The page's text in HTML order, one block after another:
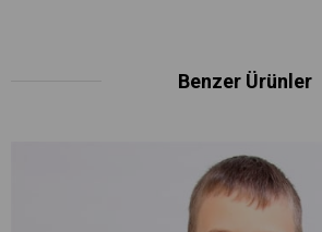
Benzer Ürünler